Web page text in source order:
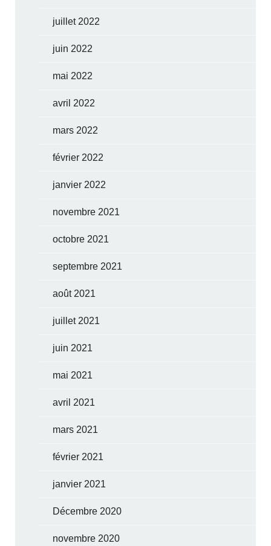
juillet 2022
juin 2022
mai 2022
avril 2022
mars 2022
février 2022
janvier 2022
novembre 2021
octobre 2021
septembre 2021
août 2021
juillet 2021
juin 2021
mai 2021
avril 2021
mars 2021
février 2021
janvier 2021
Décembre 2020
novembre 2020